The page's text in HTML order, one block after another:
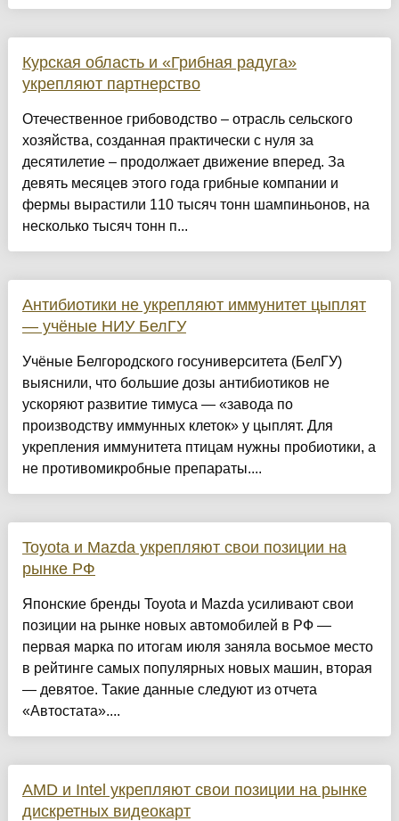
Курская область и «Грибная радуга»
укрепляют партнерство
Отечественное грибоводство – отрасль сельского
хозяйства, созданная практически с нуля за
десятилетие – продолжает движение вперед. За
девять месяцев этого года грибные компании и
фермы вырастили 110 тысяч тонн шампиньонов, на
несколько тысяч тонн п...
Антибиотики не укрепляют иммунитет цыплят
— учёные НИУ БелГУ
Учёные Белгородского госуниверситета (БелГУ)
выяснили, что большие дозы антибиотиков не
ускоряют развитие тимуса — «завода по
производству иммунных клеток» у цыплят. Для
укрепления иммунитета птицам нужны пробиотики, а
не противомикробные препараты....
Toyota и Mazda укрепляют свои позиции на
рынке РФ
Японские бренды Toyota и Mazda усиливают свои
позиции на рынке новых автомобилей в РФ —
первая марка по итогам июля заняла восьмое место
в рейтинге самых популярных новых машин, вторая
— девятое. Такие данные следуют из отчета
«Автостата»....
AMD и Intel укрепляют свои позиции на рынке
дискретных видеокарт